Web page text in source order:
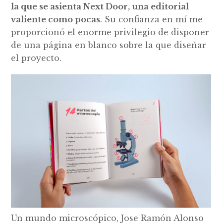
la que se asienta Next Door, una editorial
valiente como pocas. Su confianza en mí me
proporcionó el enorme privilegio de disponer
de una página en blanco sobre la que diseñar
el proyecto.
Un mundo microscópico, Jose Ramón Alonso